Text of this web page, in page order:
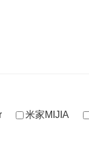
米家MIJIA